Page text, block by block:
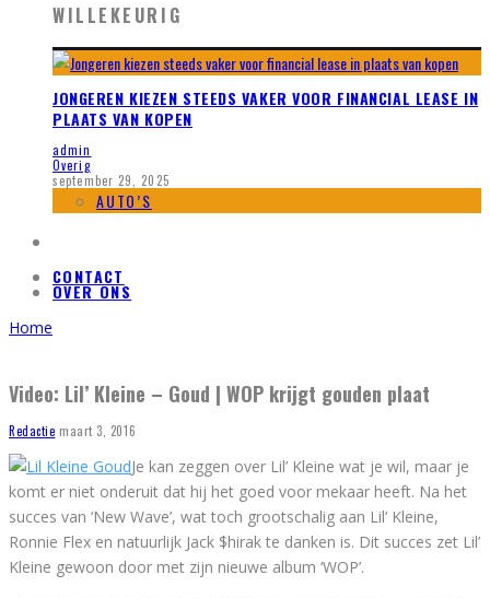
WILLEKEURIG
JONGEREN KIEZEN STEEDS VAKER VOOR FINANCIAL LEASE IN
PLAATS VAN KOPEN
admin
Overig
september 29, 2025
AUTO’S
CONTACT
OVER ONS
Home
Video: Lil’ Kleine – Goud | WOP krijgt gouden plaat
Redactie maart 3, 2016
Je kan zeggen over Lil’ Kleine wat je wil, maar je
komt er niet onderuit dat hij het goed voor mekaar heeft. Na het
succes van ‘New Wave’, wat toch grootschalig aan Lil’ Kleine,
Ronnie Flex en natuurlijk Jack $hirak te danken is. Dit succes zet Lil’
Kleine gewoon door met zijn nieuwe album ‘WOP’.